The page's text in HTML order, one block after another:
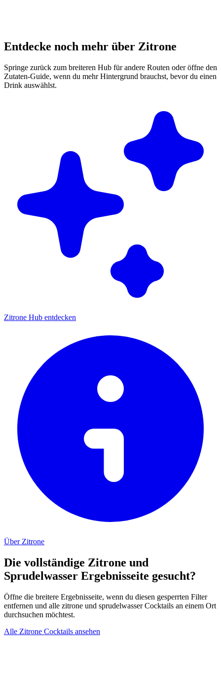
Entdecke noch mehr über Zitrone
Springe zurück zum breiteren Hub für andere Routen oder öffne den
Zutaten-Guide, wenn du mehr Hintergrund brauchst, bevor du einen
Drink auswählst.
Zitrone Hub entdecken
Über Zitrone
Die vollständige Zitrone und
Sprudelwasser Ergebnisseite gesucht?
Öffne die breitere Ergebnisseite, wenn du diesen gesperrten Filter
entfernen und alle zitrone und sprudelwasser Cocktails an einem Ort
durchsuchen möchtest.
Alle Zitrone Cocktails ansehen